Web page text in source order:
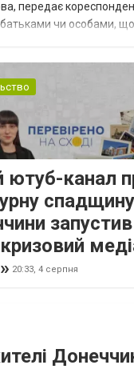
передає
батьками чи особами, що
ютуб-канал
спадщину
запустив
20:33, 4 серпня